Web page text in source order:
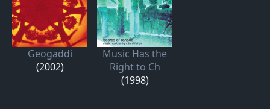
Geogaddi
(2002)
Music Has the
Right to Ch
(1998)